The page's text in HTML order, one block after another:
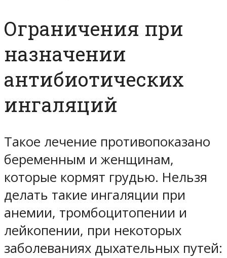
Ограничения при
назначении
антибиотических
ингаляций
Такое лечение противопоказано
беременным и женщинам,
которые кормят грудью. Нельзя
делать такие ингаляции при
анемии, тромбоцитопении и
лейкопении, при некоторых
заболеваниях дыхательных путей: